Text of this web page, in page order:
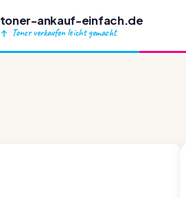
toner-ankauf-einfach.de
Toner verkaufen leicht gemacht